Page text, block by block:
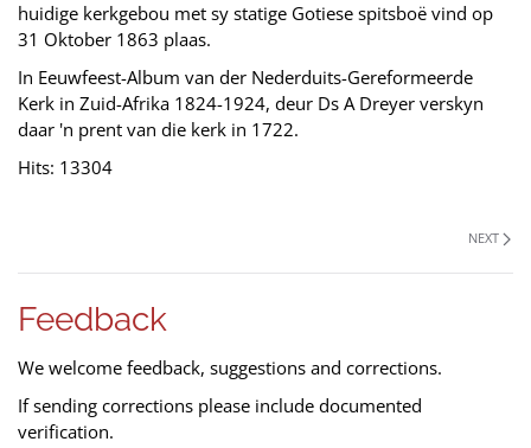
huidige kerkgebou met sy statige Gotiese spitsboë vind op
31 Oktober 1863 plaas.
In Eeuwfeest-Album van der Nederduits-Gereformeerde
Kerk in Zuid-Afrika 1824-1924, deur Ds A Dreyer verskyn
daar 'n prent van die kerk in 1722.
Hits: 13304
NEXT
Feedback
We welcome feedback, suggestions and corrections.
If sending corrections please include documented
verification.